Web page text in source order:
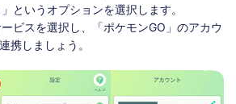
」というオプションを選択します。
ビスを選択し、「ポケモンGO」のアカウ
携しましょう。